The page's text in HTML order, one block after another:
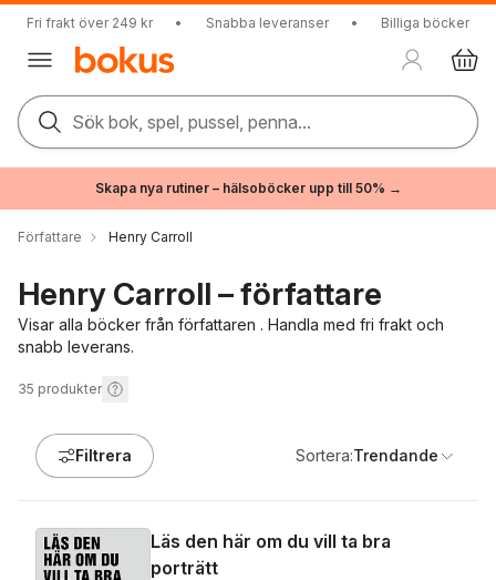
Fri frakt över 249 kr • Snabba leveranser • Billiga böcker
Sök bok, spel, pussel, penna...
Skapa nya rutiner – hälsoböcker upp till 50% →
Författare Henry Carroll
Henry Carroll – författare
Visar alla böcker från författaren . Handla med fri frakt och
snabb leverans.
35 produkter
Filtrera Sortera:Trendande
Läs den här om du vill ta bra
porträtt